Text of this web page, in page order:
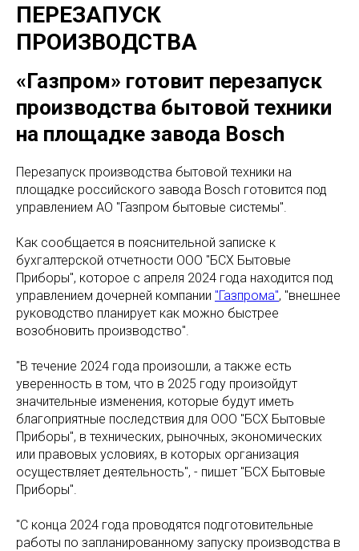
ПЕРЕЗАПУСК
ПРОИЗВОДСТВА
«Газпром» готовит перезапуск
производства бытовой техники
на площадке завода Bosch
Перезапуск производства бытовой техники на
площадке российского завода Bosch готовится под
управлением АО "Газпром бытовые системы".
Как сообщается в пояснительной записке к
бухгалтерской отчетности ООО "БСХ Бытовые
Приборы", которое с апреля 2024 года находится под
управлением дочерней компании "Газпрома", "внешнее
руководство планирует как можно быстрее
возобновить производство".
"В течение 2024 года произошли, а также есть
уверенность в том, что в 2025 году произойдут
значительные изменения, которые будут иметь
благоприятные последствия для ООО "БСХ Бытовые
Приборы", в технических, рыночных, экономических
или правовых условиях, в которых организация
осуществляет деятельность", - пишет "БСХ Бытовые
Приборы".
"С конца 2024 года проводятся подготовительные
работы по запланированному запуску производства в